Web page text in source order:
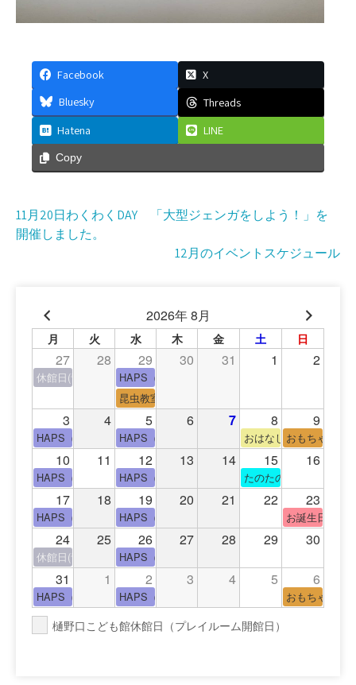
Facebook
X
Bluesky
Threads
Hatena
LINE
Copy
投
稿
ゲ
ー
シ
ョ
ン
11月20日わくわくDAY 「大型ジェンガをしよう！」を
開催しました。
12月のイベントスケジュール
2026年 8月
月 火 水 木 金 土 日
27 28 29 30 31 1 2
休館日(青少年会館休館日)HAPS（中高生タイム）
昆虫教室
3 4 5 6 7 8 9
HAPS（中高生タイム）HAPS（中高生タイム） おはなし会おもちゃの広
10 11 12 13 14 15 16
HAPS（中高生タイム）HAPS（中高生タイム） たのたのサイエンス教
17 18 19 20 21 22 23
HAPS（中高生タイム）HAPS（中高生タイム） お誕生日(手形
24 25 26 27 28 29 30
休館日(青少年会館休館日)HAPS（中高生タイム）
31 1 2 3 4 5 6
HAPS（中高生タイム）HAPS（中高生タイム） おもちゃの広
樋野口こども館休館日（プレイルーム開館日）